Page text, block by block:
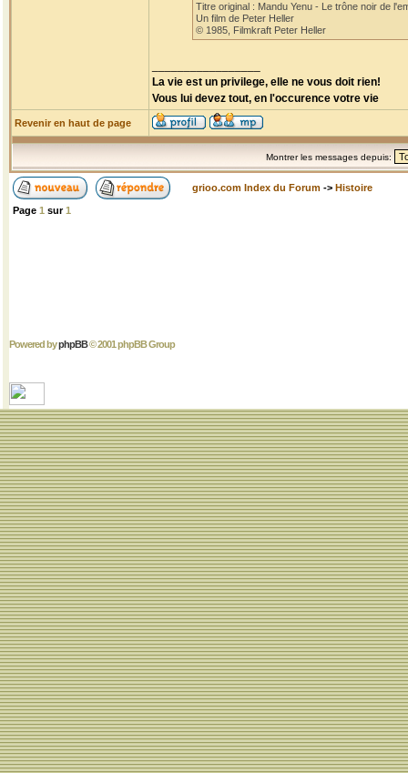
Titre original : Mandu Yenu - Le trône noir de
Un film de Peter Heller
© 1985, Filmkraft Peter Heller
La vie est un privilege, elle ne vous doit rien!
Vous lui devez tout, en l'occurence votre vie
Revenir en haut de page
Montrer les messages depuis:
grioo.com Index du Forum -> Histoire
Page 1 sur1
Powered byphpBB© 2001 phpBB Group